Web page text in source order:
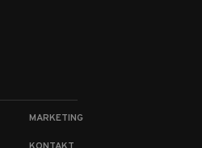
MARKETING